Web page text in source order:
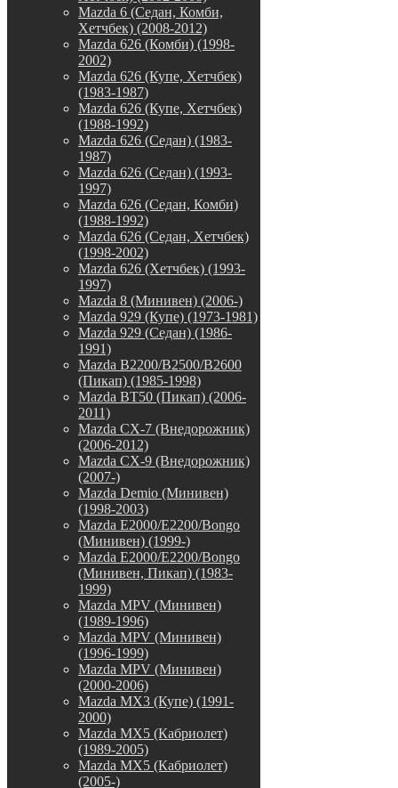
Mazda 6 (Седан, Комби,
Хетчбек) (2008-2012)
Mazda 626 (Комби) (1998-
2002)
Mazda 626 (Купе, Хетчбек)
(1983-1987)
Mazda 626 (Купе, Хетчбек)
(1988-1992)
Mazda 626 (Седан) (1983-
1987)
Mazda 626 (Седан) (1993-
1997)
Mazda 626 (Седан, Комби)
(1988-1992)
Mazda 626 (Седан, Хетчбек)
(1998-2002)
Mazda 626 (Хетчбек) (1993-
1997)
Mazda 8 (Минивен) (2006-)
Mazda 929 (Купе) (1973-1981)
Mazda 929 (Седан) (1986-
1991)
Mazda B2200/B2500/B2600
(Пикап) (1985-1998)
Mazda BT50 (Пикап) (2006-
2011)
Mazda CX-7 (Внедорожник)
(2006-2012)
Mazda CX-9 (Внедорожник)
(2007-)
Mazda Demio (Минивен)
(1998-2003)
Mazda E2000/E2200/Bongo
(Минивен) (1999-)
Mazda E2000/E2200/Bongo
(Минивен, Пикап) (1983-
1999)
Mazda MPV (Минивен)
(1989-1996)
Mazda MPV (Минивен)
(1996-1999)
Mazda MPV (Минивен)
(2000-2006)
Mazda MX3 (Купе) (1991-
2000)
Mazda MX5 (Кабриолет)
(1989-2005)
Mazda MX5 (Кабриолет)
(2005-)